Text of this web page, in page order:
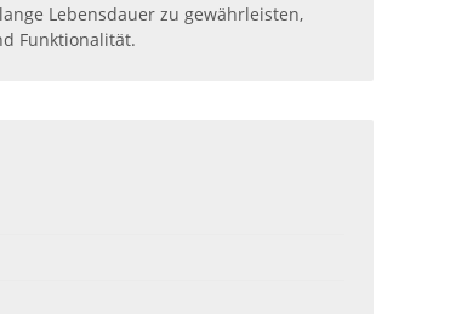
Lebensdauer zu gewährleisten,
Funktionalität.